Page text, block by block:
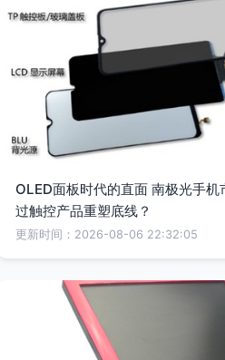
OLED面板时代的直面 南极光手机
过触控产品重塑底线？
更新时间：2026-08-06 22:32:05